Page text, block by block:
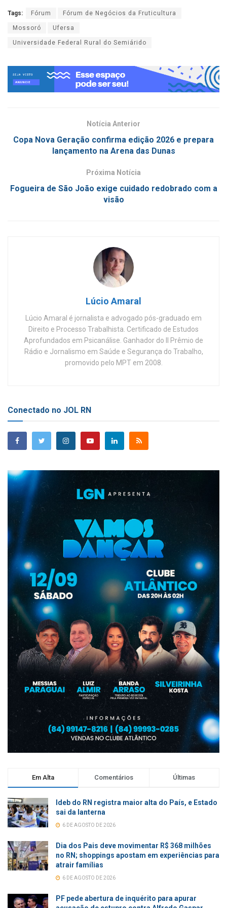
Tags: Fórum Fórum de Negócios da Fruticultura
Mossoró Ufersa
Universidade Federal Rural do Semiárido
Notícia Anterior
Copa Nova Geração confirma edição 2026 e prepara
lançamento na Arena das Dunas
Próxima Notícia
Fogueira de São João exige cuidado redobrado com a
visão
Lúcio Amaral
Lúcio Amaral é jornalista e advogado pós-graduado em
Direito e Processo Trabalhista. Certificado de Estudos
Aprofundados em Psicanálise. Ganhador do II Prêmio de
Rádio e Jornalismo em Saúde e Segurança do Trabalho,
promovido pelo MPT em 2008.
Conectado no JOL RN
Em Alta Comentários Últimas
Ideb do RN registra maior alta do País, e Estado
sai da lanterna
6 DE AGOSTO DE 2026
Dia dos Pais deve movimentar R$ 368 milhões
no RN; shoppings apostam em experiências para
atrair famílias
6 DE AGOSTO DE 2026
PF pede abertura de inquérito para apurar